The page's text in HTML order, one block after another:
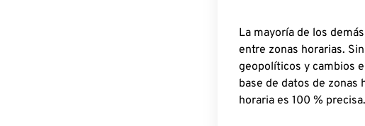
La mayoría de los
entre zonas horarias.
geopolíticos y cambios
base de datos de zonas
horaria es 100 % precisa.